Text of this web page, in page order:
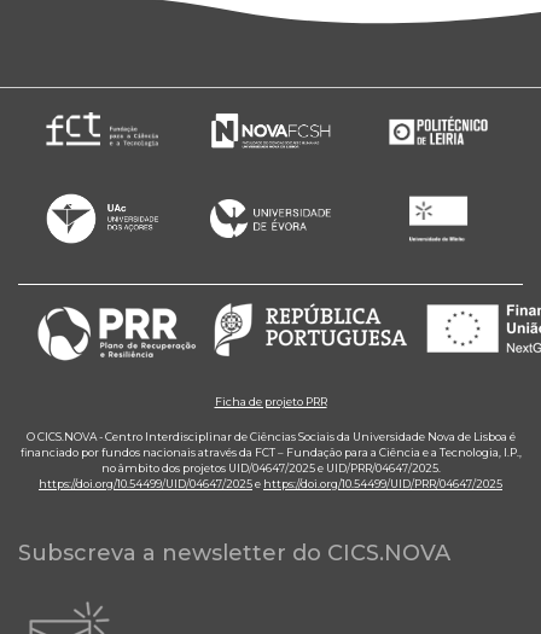
Ficha de projeto PRR
O CICS.NOVA - Centro Interdisciplinar de Ciências Sociais da Universidade Nova de Lisboa é
financiado por fundos nacionais através da FCT – Fundação para a Ciência e a Tecnologia, I.P.,
no âmbito dos projetos UID/04647/2025 e UID/PRR/04647/2025.
https://doi.org/10.54499/UID/04647/2025e https://doi.org/10.54499/UID/PRR/04647/2025
Subscreva a newsletter do CICS.NOVA